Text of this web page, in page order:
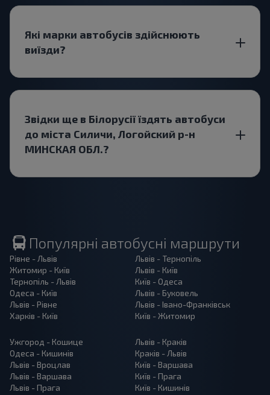
Які марки автобусів здійснюють
виїзди?
Звідки ще в Білорусії їздять автобуси
до міста Силичи, Логойский р-н
МИНСКАЯ ОБЛ.?
Популярні автобусні маршрути
Рівне - Львів
Житомир - Київ
Тернопіль - Львів
Одеса - Київ
Львів - Рівне
Харків - Київ
Львів - Тернопіль
Львів - Київ
Київ - Одеса
Львів - Буковель
Львів - Івано-Франківськ
Київ - Житомир
Ужгород - Кошице
Одеса - Кишинів
Львів - Вроцлав
Львів - Варшава
Львів - Прага
Львів - Краків
Краків - Львів
Київ - Варшава
Київ - Прага
Київ - Кишинів